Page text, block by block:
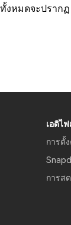
งหมดจะปรากฏ
เอดิไฟ
การตั้
การส